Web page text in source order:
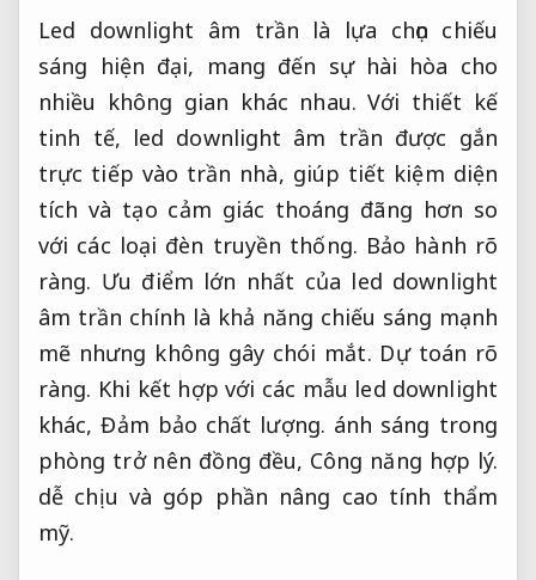
Led downlight âm trần là lựa chọn chiếu
sáng hiện đại, mang đến sự hài hòa cho
nhiều không gian khác nhau. Với thiết kế
tinh tế, led downlight âm trần được gắn
trực tiếp vào trần nhà, giúp tiết kiệm diện
tích và tạo cảm giác thoáng đãng hơn so
với các loại đèn truyền thống. Bảo hành rõ
ràng. Ưu điểm lớn nhất của led downlight
âm trần chính là khả năng chiếu sáng mạnh
mẽ nhưng không gây chói mắt. Dự toán rõ
ràng. Khi kết hợp với các mẫu led downlight
khác,Đảm bảo chất lượng. ánh sáng trong
phòng trở nên đồng đều, Công năng hợp lý.
dễ chịu và góp phần nâng cao tính thẩm
mỹ.